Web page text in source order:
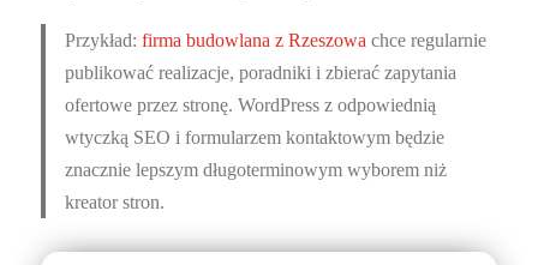
Przykład: firma budowlana z Rzeszowa chce regularnie
publikować realizacje, poradniki i zbierać zapytania
ofertowe przez stronę. WordPress z odpowiednią
wtyczką SEO i formularzem kontaktowym będzie
znacznie lepszym długoterminowym wyborem niż
kreator stron.